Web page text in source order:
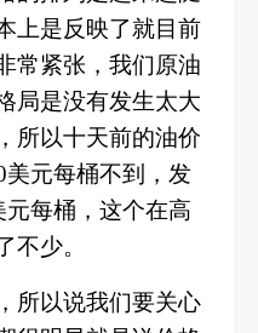
上是反映了就目前
常紧张，我们原油
局是没有发生太大
所以十天前的油价
美元每桶不到，发
元每桶，这个在高
不少。
所以说我们要关心